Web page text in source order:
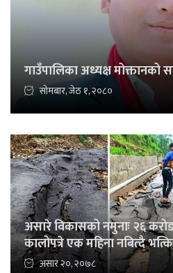
गाउँपालिका अध्यक्ष मोक्तानको
सोमबार, जेठ १, २०८०
असारे विकासको नमुनाः २६
कालोपत्रे एक महिना नबित्दै
असार २०, २०७८